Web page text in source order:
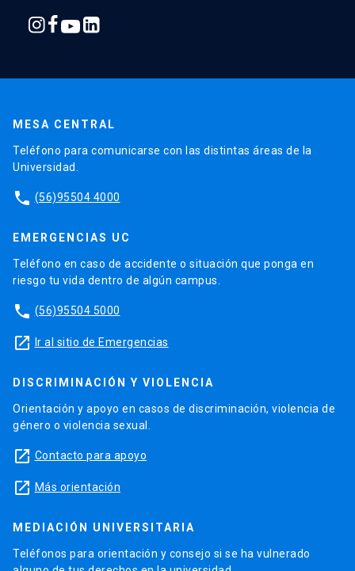
MESA CENTRAL
Teléfono para comunicarse con las distintas áreas de la
Universidad.
phone (56)95504 4000
EMERGENCIAS UC
Teléfono en caso de accidente o situación que ponga en
riesgo tu vida dentro de algún campus.
phone (56)95504 5000
launch Ir al sitio de Emergencias
DISCRIMINACIÓN Y VIOLENCIA
Orientación y apoyo en casos de discriminación, violencia de
género o violencia sexual.
launch Contacto para apoyo
launch Más orientación
MEDIACIÓN UNIVERSITARIA
Teléfonos para orientación y consejo si se ha vulnerado